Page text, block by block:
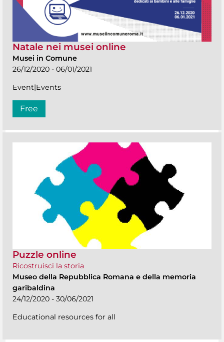
Natale nei musei online
Musei in Comune
26/12/2020 - 06/01/2021
Event|Events
Free
Puzzle online
Ricostruisci la storia
Museo della Repubblica Romana e della memoria
garibaldina
24/12/2020 - 30/06/2021
Educational resources for all